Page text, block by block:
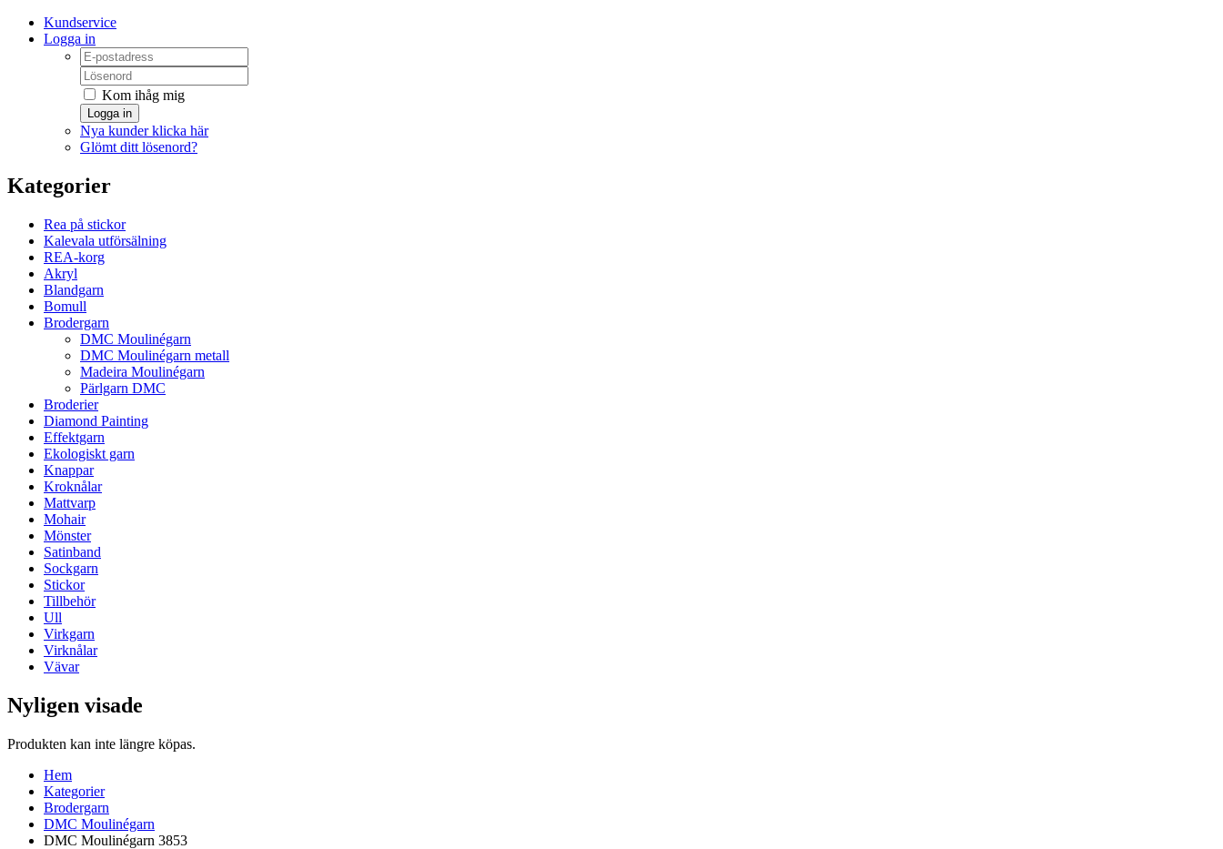
Kundservice
Logga in
Kom ihåg mig
Logga in
Nya kunder klicka här
Glömt ditt lösenord?
Kategorier
Rea på stickor
Kalevala utförsälning
REA-korg
Akryl
Blandgarn
Bomull
Brodergarn
DMC Moulinégarn
DMC Moulinégarn metall
Madeira Moulinégarn
Pärlgarn DMC
Broderier
Diamond Painting
Effektgarn
Ekologiskt garn
Knappar
Kroknålar
Mattvarp
Mohair
Mönster
Satinband
Sockgarn
Stickor
Tillbehör
Ull
Virkgarn
Virknålar
Vävar
Nyligen visade
Produkten kan inte längre köpas.
Hem
Kategorier
Brodergarn
DMC Moulinégarn
DMC Moulinégarn 3853